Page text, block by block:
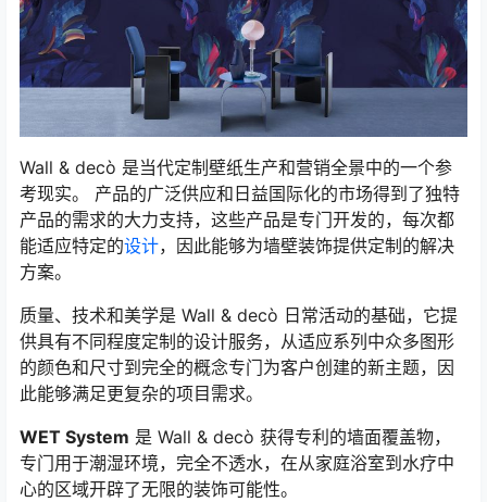
Wall & decò 是当代定制壁纸生产和营销全景中的一个参
考现实。 产品的广泛供应和日益国际化的市场得到了独特
产品的需求的大力支持，这些产品是专门开发的，每次都
能适应特定的设计，因此能够为墙壁装饰提供定制的解决
方案。
质量、技术和美学是 Wall & decò 日常活动的基础，它提
供具有不同程度定制的设计服务，从适应系列中众多图形
的颜色和尺寸到完全的概念专门为客户创建的新主题，因
此能够满足更复杂的项目需求。
WET System 是 Wall & decò 获得专利的墙面覆盖物，
专门用于潮湿环境，完全不透水，在从家庭浴室到水疗中
心的区域开辟了无限的装饰可能性。